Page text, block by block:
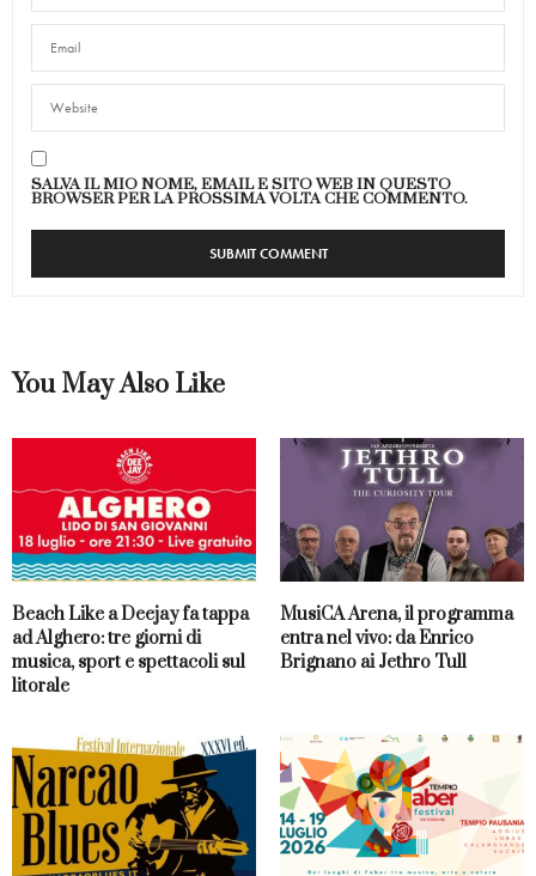
SALVA IL MIO NOME, EMAIL E SITO WEB IN QUESTO
BROWSER PER LA PROSSIMA VOLTA CHE COMMENTO.
You May Also Like
Beach Like a Deejay fa tappa
ad Alghero: tre giorni di
musica, sport e spettacoli sul
litorale
MusiCA Arena, il programma
entra nel vivo: da Enrico
Brignano ai Jethro Tull